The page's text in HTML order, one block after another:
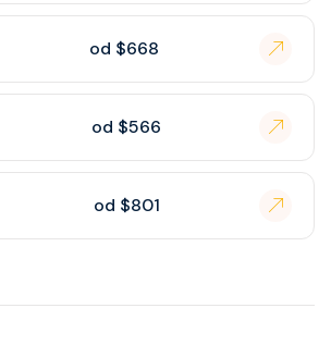
od $668
od $566
od $801